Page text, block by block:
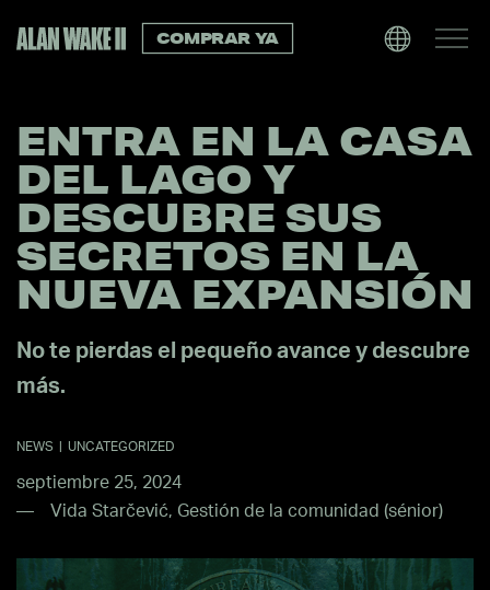
COMPRAR YA
ENTRA EN LA CASA
DEL LAGO Y
DESCUBRE SUS
SECRETOS EN LA
NUEVA EXPANSIÓN
No te pierdas el pequeño avance y descubre
más.
NEWS UNCATEGORIZED
septiembre 25, 2024
Vida Starčević, Gestión de la comunidad (sénior)